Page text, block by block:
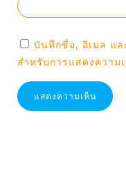
บันทึกชื่อ, อีเมล แ
สำหรับการแสดงความ